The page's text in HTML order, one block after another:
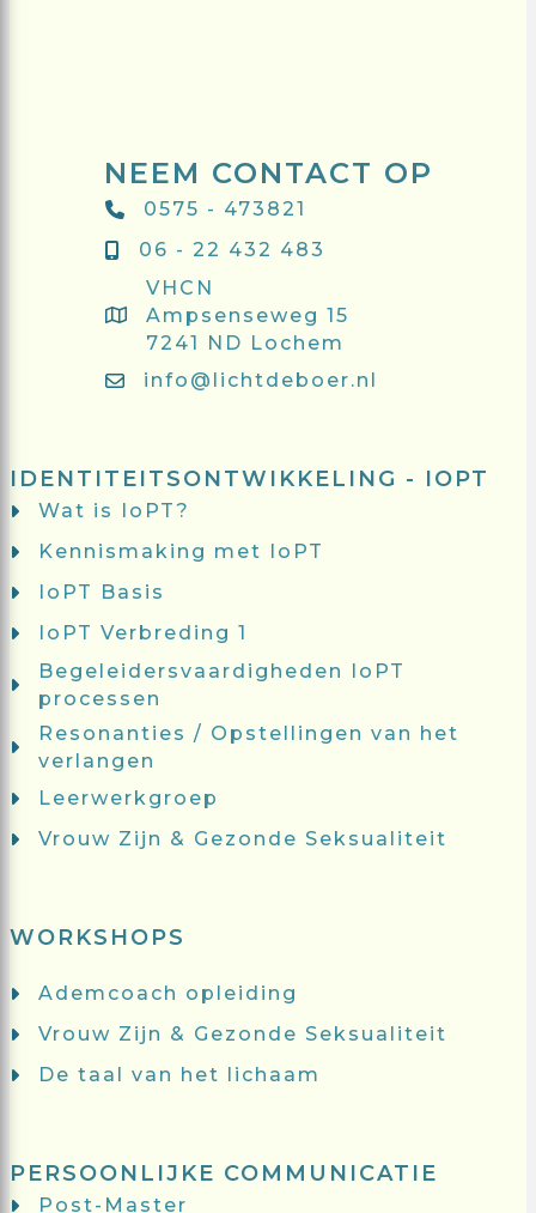
NEEM CONTACT OP
0575 - 473821
06 - 22 432 483
VHCN
Ampsenseweg 15
7241 ND Lochem
info@lichtdeboer.nl
IDENTITEITSONTWIKKELING - IOPT
Wat is IoPT?
Kennismaking met IoPT
IoPT Basis
IoPT Verbreding 1
Begeleidersvaardigheden IoPT
processen
Resonanties / Opstellingen van het
verlangen
Leerwerkgroep
Vrouw Zijn & Gezonde Seksualiteit
WORKSHOPS
Ademcoach opleiding
Vrouw Zijn & Gezonde Seksualiteit
De taal van het lichaam
PERSOONLIJKE COMMUNICATIE
Post-Master